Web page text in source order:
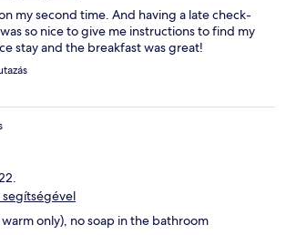
my second time. And having a late check-
so nice to give me instructions to find my
stay and the breakfast was great!
segítségével
only), no soap in the bathroom